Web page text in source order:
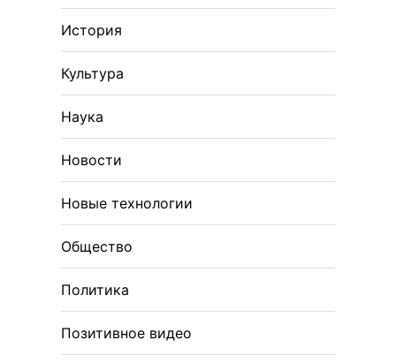
История
Культура
Наука
Новости
Новые технологии
Общество
Политика
Позитивное видео